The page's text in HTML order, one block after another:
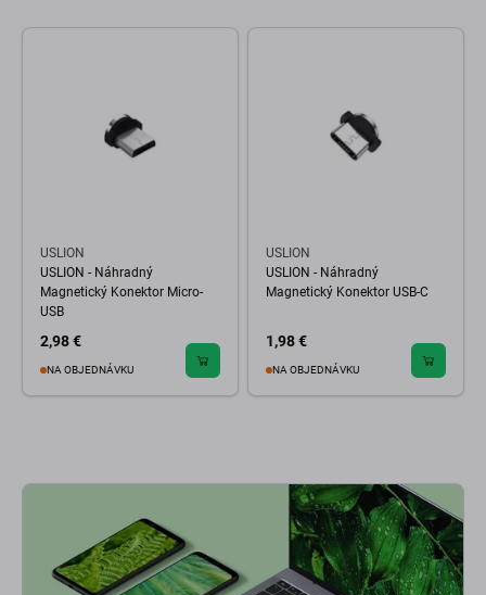
USLION
USLION - Náhradný
Magnetický Konektor Micro-
USB
2,98 €
NA OBJEDNÁVKU
USLION
USLION - Náhradný
Magnetický Konektor USB-C
1,98 €
NA OBJEDNÁVKU